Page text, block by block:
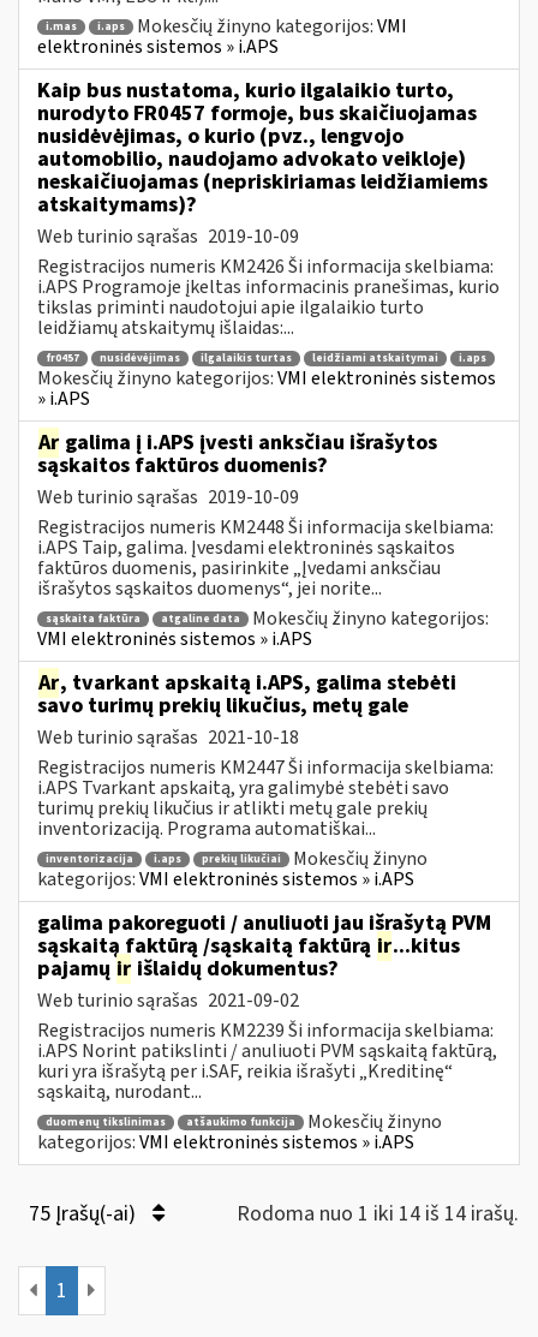
i.mas i.aps Mokesčių žinyno kategorijos:VMI
elektroninės sistemos » i.APS
Kaip bus nustatoma, kurio ilgalaikio turto,
nurodyto FR0457 formoje, bus skaičiuojamas
nusidėvėjimas, o kurio (pvz., lengvojo
automobilio, naudojamo advokato veikloje)
neskaičiuojamas (nepriskiriamas leidžiamiems
atskaitymams)?
Web turinio sąrašas 2019-10-09
Registracijos numeris KM2426 Ši informacija skelbiama:
i.APS Programoje įkeltas informacinis pranešimas, kurio
tikslas priminti naudotojui apie ilgalaikio turto
leidžiamų atskaitymų išlaidas:...
fr0457 nusidėvėjimas ilgalaikis turtas leidžiami atskaitymai i.aps
Mokesčių žinyno kategorijos:VMI elektroninės sistemos
» i.APS
Ar galima į i.APS įvesti anksčiau išrašytos
sąskaitos faktūros duomenis?
Web turinio sąrašas 2019-10-09
Registracijos numeris KM2448 Ši informacija skelbiama:
i.APS Taip, galima. Įvesdami elektroninės sąskaitos
faktūros duomenis, pasirinkite „Įvedami anksčiau
išrašytos sąskaitos duomenys“, jei norite...
sąskaita faktūra atgaline data
Mokesčių žinyno kategorijos:
VMI elektroninės sistemos » i.APS
Ar, tvarkant apskaitą i.APS, galima stebėti
savo turimų prekių likučius, metų gale
Web turinio sąrašas 2021-10-18
Registracijos numeris KM2447 Ši informacija skelbiama:
i.APS Tvarkant apskaitą, yra galimybė stebėti savo
turimų prekių likučius ir atlikti metų gale prekių
inventorizaciją. Programa automatiškai...
inventorizacija i.aps prekių likučiai
Mokesčių žinyno
kategorijos:VMI elektroninės sistemos » i.APS
galima pakoreguoti / anuliuoti jau išrašytą PVM
sąskaitą faktūrą /sąskaitą faktūrą ir...kitus
pajamų ir išlaidų dokumentus?
Web turinio sąrašas 2021-09-02
Registracijos numeris KM2239 Ši informacija skelbiama:
i.APS Norint patikslinti / anuliuoti PVM sąskaitą faktūrą,
kuri yra išrašytą per i.SAF, reikia išrašyti „Kreditinę“
sąskaitą, nurodant...
duomenų tikslinimas atšaukimo funkcija
Mokesčių žinyno
kategorijos:VMI elektroninės sistemos » i.APS
75 Įrašų(-ai) Rodoma nuo 1 iki 14 iš 14 irašų.
1